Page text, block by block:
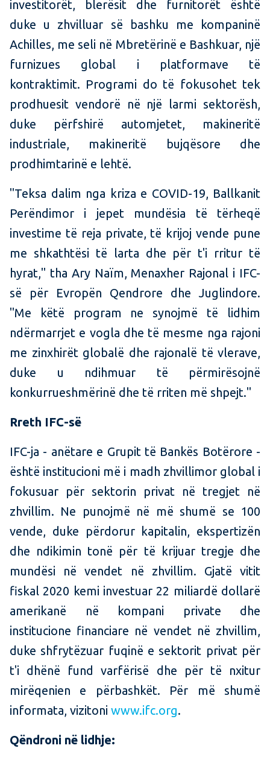
investitorët, blerësit dhe furnitorët është
duke u zhvilluar së bashku me kompaninë
Achilles, me seli në Mbretërinë e Bashkuar, një
furnizues global i platformave të
kontraktimit. Programi do të fokusohet tek
prodhuesit vendorë në një larmi sektorësh,
duke përfshirë automjetet, makineritë
industriale, makineritë bujqësore dhe
prodhimtarinë e lehtë.
"Teksa dalim nga kriza e COVID-19, Ballkanit
Perëndimor i jepet mundësia të tërheqë
investime të reja private, të krijoj vende pune
me shkathtësi të larta dhe për t'i rritur të
hyrat," tha Ary Naïm, Menaxher Rajonal i IFC-
së për Evropën Qendrore dhe Juglindore.
"Me këtë program ne synojmë të lidhim
ndërmarrjet e vogla dhe të mesme nga rajoni
me zinxhirët globalë dhe rajonalë të vlerave,
duke u ndihmuar të përmirësojnë
konkurrueshmërinë dhe të rriten më shpejt."
Rreth IFC-së
IFC-ja - anëtare e Grupit të Bankës Botërore -
është institucioni më i madh zhvillimor global i
fokusuar për sektorin privat në tregjet në
zhvillim. Ne punojmë në më shumë se 100
vende, duke përdorur kapitalin, ekspertizën
dhe ndikimin tonë për të krijuar tregje dhe
mundësi në vendet në zhvillim. Gjatë vitit
fiskal 2020 kemi investuar 22 miliardë dollarë
amerikanë në kompani private dhe
institucione financiare në vendet në zhvillim,
duke shfrytëzuar fuqinë e sektorit privat për
t'i dhënë fund varfërisë dhe për të nxitur
mirëqenien e përbashkët. Për më shumë
informata, vizitoni www.ifc.org.
Qëndroni në lidhje: